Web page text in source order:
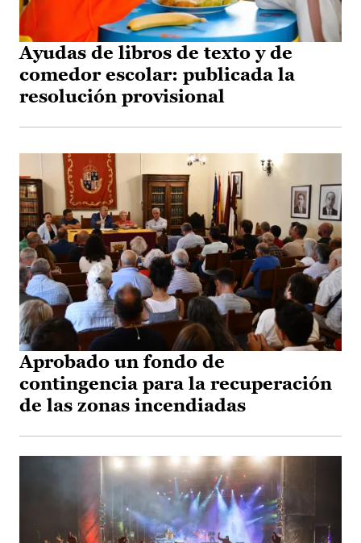
Ayudas de libros de texto y de
comedor escolar: publicada la
resolución provisional
Aprobado un fondo de
contingencia para la recuperación
de las zonas incendiadas